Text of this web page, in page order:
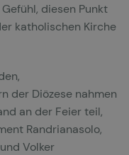
diesen Punkt
katholischen Kirche
der Diözese nahmen
an der Feier teil,
Randrianasolo,
Volker